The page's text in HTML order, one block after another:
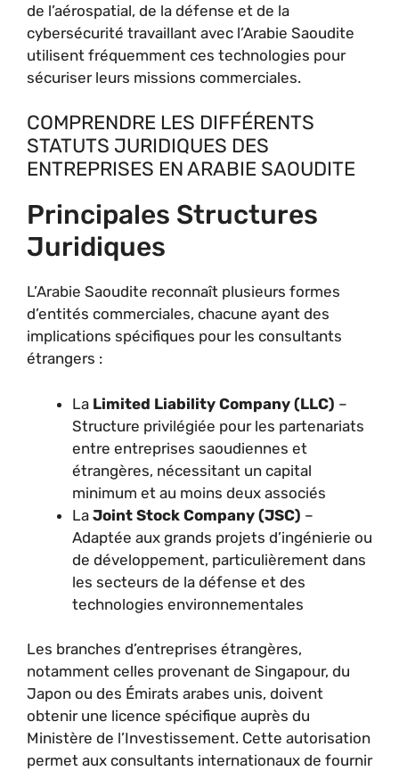
de l’aérospatial, de la défense et de la
cybersécurité travaillant avec l’Arabie Saoudite
utilisent fréquemment ces technologies pour
sécuriser leurs missions commerciales.
COMPRENDRE LES DIFFÉRENTS
STATUTS JURIDIQUES DES
ENTREPRISES EN ARABIE SAOUDITE
Principales Structures
Juridiques
L’Arabie Saoudite reconnaît plusieurs formes
d’entités commerciales, chacune ayant des
implications spécifiques pour les consultants
étrangers :
La Limited Liability Company (LLC) –
Structure privilégiée pour les partenariats
entre entreprises saoudiennes et
étrangères, nécessitant un capital
minimum et au moins deux associés
La Joint Stock Company (JSC) –
Adaptée aux grands projets d’ingénierie ou
de développement, particulièrement dans
les secteurs de la défense et des
technologies environnementales
Les branches d’entreprises étrangères,
notamment celles provenant de Singapour, du
Japon ou des Émirats arabes unis, doivent
obtenir une licence spécifique auprès du
Ministère de l’Investissement. Cette autorisation
permet aux consultants internationaux de fournir